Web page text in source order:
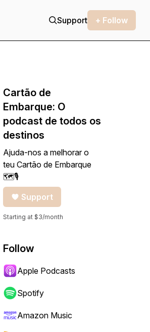
Support + Follow
forward or backward.
Cartão de
Embarque: O
podcast de todos os
destinos
Ajuda-nos a melhorar o
teu Cartão de Embarque
🗺🎙
Support
Starting at $3/month
Follow
Apple Podcasts
Spotify
Amazon Music